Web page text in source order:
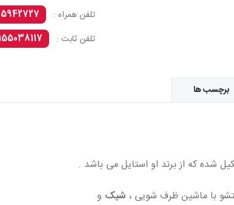
تلفن همراه :
تلفن ثابت :
برچسب ها
شده که از برند او استایل می باشد .
با ماشین ظرف شویی ، شیک و